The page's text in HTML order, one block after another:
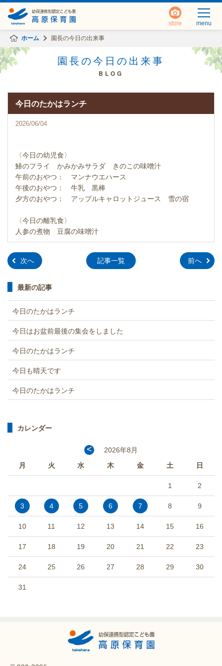
menu
store
ホーム 園長の今日の出来事
園長の今日の出来事
BLOG
今日のたかはランチ
2026/06/04
〈今日の幼児食〉
鰆のフライ かみかみサラダ きのこの味噌汁
午前のおやつ： マンナウエハース
午後のおやつ： 牛乳 黒棒
夕方のおやつ： アップルキャロットジュース 雪の宿
〈今日の離乳食〉
人参の煮物 豆腐の味噌汁
記事一覧 前へ
»
次へ »
最新の記事
今日のたかはランチ
今日はお盆前最後の集会をしました
今日のたかはランチ
今日も晴天です
今日のたかはランチ
カレンダー
<
2026年8月
月
火 水 木 金 土 日
1 2
3 4 5 6 7 8 9
10 11 12 13 14 15 16
17 18 19 20 21 22 23
24 25 26 27 28 29 30
31